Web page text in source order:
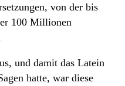
von der bis
100 Millionen
und damit das Latein
hatte, war diese